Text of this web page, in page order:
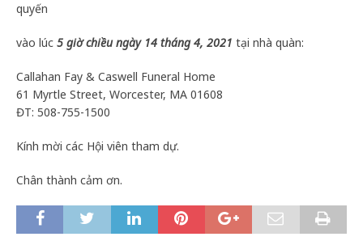
quyến
vào lúc 5 giờ chiều ngày 14 tháng 4, 2021 tại nhà quàn:
Callahan Fay & Caswell Funeral Home
61 Myrtle Street, Worcester, MA 01608
ĐT: 508-755-1500
Kính mời các Hội viên tham dự.
Chân thành cảm ơn.